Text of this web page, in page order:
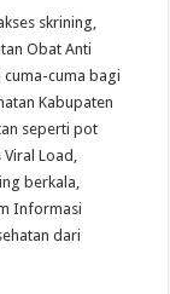
skrining,
Obat Anti
cuma-cuma bagi
Kabupaten
seperti pot
Viral Load,
berkala,
Informasi
dari